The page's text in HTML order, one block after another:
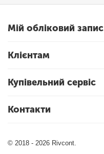
Мій обліковий запис
Клієнтам
Купівельний сервіс
Контакти
© 2018 - 2026 Rivcont.